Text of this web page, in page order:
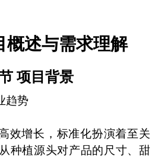
概述与需求理解
项目背景
趋势
效增长，标准化扮演着至关
种植源头对产品的尺寸、甜